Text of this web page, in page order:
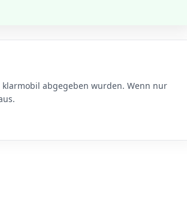
abgegeben wurden. Wenn nur